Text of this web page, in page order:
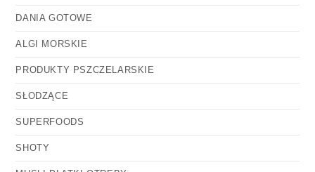
DANIA GOTOWE
ALGI MORSKIE
PRODUKTY PSZCZELARSKIE
SŁODZĄCE
SUPERFOODS
SHOTY